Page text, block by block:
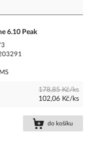
6.10 Peak
178,85 Kč/ks
102,06 Kč/ks
do košíku